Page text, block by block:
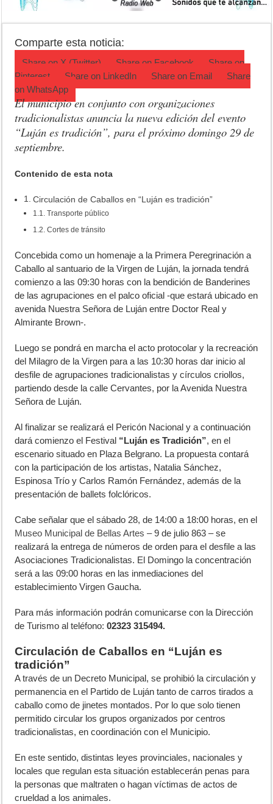
Teatro El Galpón sufrió un robo y pide ayuda
INCUCAI implementará una técnica para aumentar los trasplantes de
Comparte esta noticia:
Share on X (Twitter) Share on Facebook
Share on
Pinterest
Share on LinkedIn Share on Email
Share
onWhatsApp
El municipio en conjunto con organizaciones
tradicionalistas anuncia la nueva edición del evento
“Luján es tradición”, para el próximo domingo 29 de
septiembre.
Contenido de esta nota
Circulación de Caballos en “Luján es tradición”
Transporte público
Cortes de tránsito
Concebida como un homenaje a la Primera Peregrinación a
Caballo al santuario de la Virgen de Luján, la jornada tendrá
comienzo a las 09:30 horas con la bendición de Banderines
de las agrupaciones en el palco oficial -que estará ubicado en
avenida Nuestra Señora de Luján entre Doctor Real y
Almirante Brown-.
Luego se pondrá en marcha el acto protocolar y la recreación
del Milagro de la Virgen para a las 10:30 horas dar inicio al
desfile de agrupaciones tradicionalistas y círculos criollos,
partiendo desde la calle Cervantes, por la Avenida Nuestra
Señora de Luján.
Al finalizar se realizará el Pericón Nacional y a continuación
dará comienzo el Festival “Luján es Tradición”, en el
escenario situado en Plaza Belgrano. La propuesta contará
con la participación de los artistas, Natalia Sánchez,
Espinosa Trío y Carlos Ramón Fernández, además de la
presentación de ballets folclóricos.
Cabe señalar que el sábado 28, de 14:00 a 18:00 horas, en el
Museo Municipal de Bellas Artes – 9 de julio 863 – se
realizará la entrega de números de orden para el desfile a las
Asociaciones Tradicionalistas. El Domingo la concentración
será a las 09:00 horas en las inmediaciones del
establecimiento Virgen Gaucha.
Para más información podrán comunicarse con la Dirección
de Turismo al teléfono:02323 315494.
Circulación de Caballos en “Luján es
tradición”
A través de un Decreto Municipal, se prohibió la circulación y
permanencia en el Partido de Luján tanto de carros tirados a
caballo como de jinetes montados. Por lo que solo tienen
permitido circular los grupos organizados por centros
tradicionalistas, en coordinación con el Municipio.
En este sentido, distintas leyes provinciales, nacionales y
locales que regulan esta situación establecerán penas para
la personas que maltraten o hagan víctimas de actos de
crueldad a los animales.